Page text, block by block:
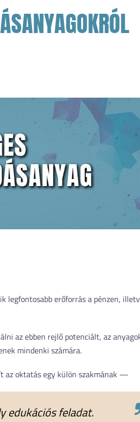
legfontosabb erőforrás a pénzen,
az ebben rejlő potenciált, az
mindenki számára.
az oktatás egy külön szakmának —
edukációs feladat.